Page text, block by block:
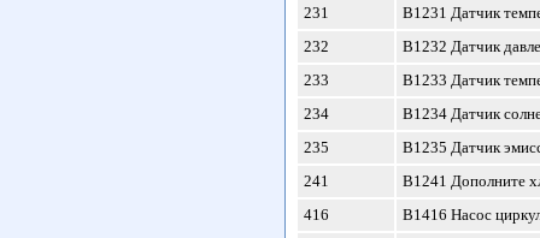
231
B1231 Датчик
232
B1232 Датчик
233
B1233 Датчик
234
B1234 Датчик
235
B1235 Датчик
241
B1241 Дополните
416
B1416 Насос